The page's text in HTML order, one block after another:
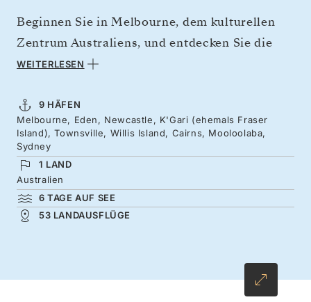
Beginnen Sie in Melbourne, dem kulturellen
Zentrum Australiens, und entdecken Sie die
Geschichte des Walfangs in Eden, bevor Sie
fahren. Besuchen Sie die goldenen Strände von
Traumzielen wie K’gari (Fraser Island).
Townsville und Cairns bilden das Tor zum
Great Barrier Reef mit seiner Artenvielfalt,
darunter Vogelarten wie der Weißkappennoddi
und die Rußseeschwalbe auf der entlegenen
Mooloolaba, bevor es zurück nach Sydney
WEITERLESEN
9 HÄFEN
Melbourne, Eden, Newcastle, K'Gari (ehemals Fraser
Island), Townsville, Willis Island, Cairns, Mooloolaba,
Sydney
1 LAND
Australien
6 TAGE AUF SEE
53 LANDAUSFLÜGE